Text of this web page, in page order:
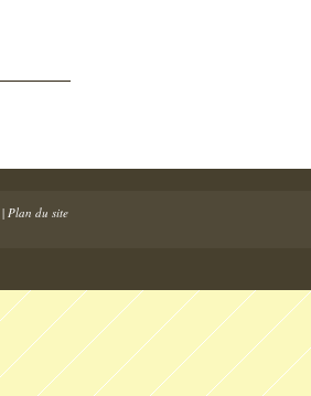
| Plan du site